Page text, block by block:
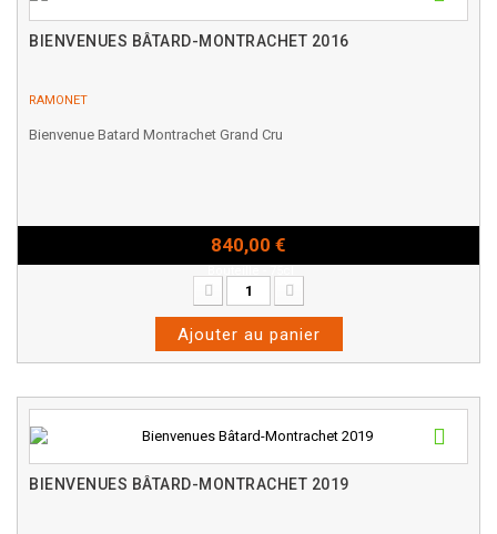
BIENVENUES BÂTARD-MONTRACHET 2016
RAMONET
Bienvenue Batard Montrachet Grand Cru
840,00 €
Ajouter au panier
BIENVENUES BÂTARD-MONTRACHET 2019